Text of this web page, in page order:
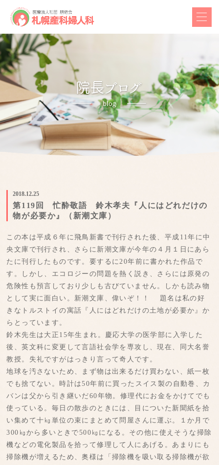
2018.12.25
第119回 忙酔敬語 鈴木孝夫『人にはどれだけの
物が必要か』（新潮文庫）
この本は平成６年に飛鳥新書で刊行された後、平成11年に中
央文庫で刊行され、さらに新潮文庫が今年の４月１日にあら
たに刊行したものです。要するに20年前に書かれた作品で
す。しかし、エコロジーの問題を熱く説き、さらには原発の
危険性も預言しており少しも古びていません。しかも読み物
として実に面白い。新潮文庫、偉いぞ！！ 題名は私の好
きなトルストイの寓話『人にはどれだけの土地が必要か』か
らとっています。
鈴木先生は大正15年生まれ。慶応大学の医学部に入学した
後、英文科に変更して言語社会学を専攻し、現在、同大名誉
教授。失礼ですがはっきり言って奇人です。
地球を汚さないため、まず物は出来るだけ買わない、紙一枚
でも捨てない。時計は50年前に買ったスイス製の自動巻、カ
バンは父から引き継いだ60年物。修理代にお金をかけてでも
使っている。毎日の散歩のときには、目についた新聞紙を拾
い集めて十㎏単位の束にまとめて問屋さんに運ぶ。１か月で
300㎏から多いときで500㎏になる。その他に使えそうな掃除
機などの電化製品を拾って修理して人にあげる。あまりにも
掃除機が増えるため、奥様は「掃除機を吸い取る掃除機が欲